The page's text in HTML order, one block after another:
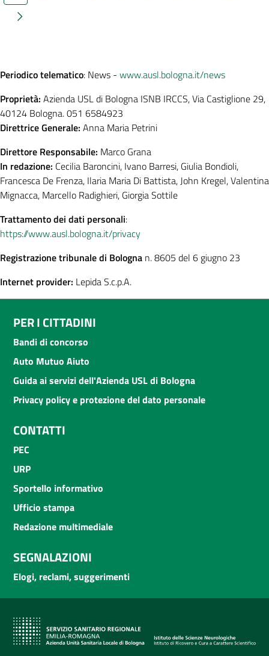
Successivi 20 elementi
Periodico telematico: News - www.ausl.bologna.it/news
Proprietà: Azienda USL di Bologna ISNB IRCCS, Via Castiglione 29,
40124 Bologna. 051 6584923
Direttrice Generale: Anna Maria Petrini
Direttore Responsabile: Marco Grana
In redazione: Cecilia Baroncini, Ivano Barresi, Giulia Bondioli,
Francesca De Frenza, Ilaria Maria Di Battista, John Kregel, Valentina
Mignacca, Marcello Radighieri, Giorgia Sottile
Trattamento dei dati personali:
https://www.ausl.bologna.it/privacy
Registrazione tribunale di Bologna n. 8605 del 6 giugno 23
Internet provider: Lepida S.c.p.A.
PER I CITTADINI
Bandi di concorso
Auto Mutuo Aiuto
Guida ai servizi dell'Azienda USL di Bologna
Privacy policy e protezione del dato personale
CONTATTI
PEC
URP
Sportello informativo
Ufficio stampa
Redazione multimediale
SEGNALAZIONI
Elogi, reclami, suggerimenti